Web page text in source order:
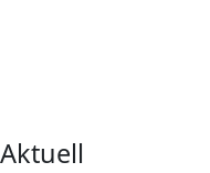
Aktuell